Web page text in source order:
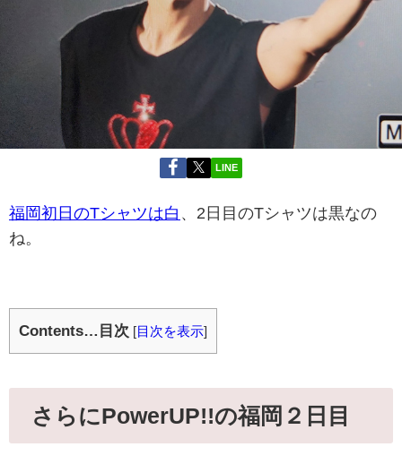
LINE
福岡初日のTシャツは白 、2日目のTシャツは黒なの
ね。
Contents…目次 [ 目次を表示]
さらにPowerUP!!の福岡２日目